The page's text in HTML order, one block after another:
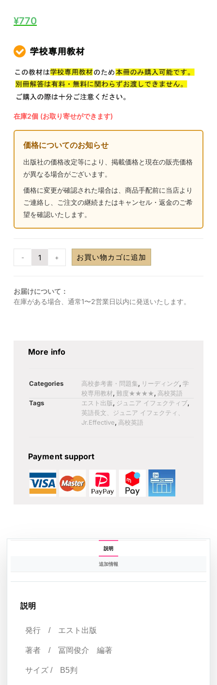
¥770
在庫2個 (お取り寄せができます)
価格についてのお知らせ
出版社の価格改定等により、掲載価格と現在の販売価格
が異なる場合がございます。
価格に変更が確認された場合は、商品手配前に当店より
ご連絡し、ご注文の継続またはキャンセル・返金のご希
望を確認いたします。
- + お買い物カゴに追加
お届けについて：
在庫がある場合、通常1〜2営業日以内に発送いたします。
More info
Categories 高校参考書・問題集, リーディング, 学
校専用教材, 難度★★★★, 高校英語
Tags
エスト出版, ジュニア イフェクティブ,
英語長文、ジュニア イフェクティ、
Jr.Effective, 高校英語
Payment support
説明
追加情報
説明
発行 / エスト出版
著者 / 冨岡俊介 編著
サイズ / B5判